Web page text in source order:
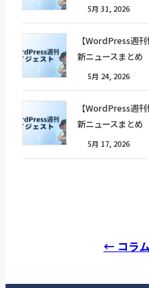
5月 31, 2026
【WordPress週
新ニュースまとめ
5月 24, 2026
【WordPress週
新ニュースまとめ
5月 17, 2026
← コラ